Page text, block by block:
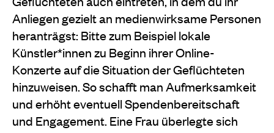
Anliegen gezielt an medienwirksame Personen
heranträgst: Bitte zum Beispiel lokale
Künstler*innen zu Beginn ihrer Online-
Konzerte auf die Situation der Geflüchteten
hinzuweisen. So schafft man Aufmerksamkeit
und erhöht eventuell Spendenbereitschaft
und Engagement. Eine Frau überlegte sich